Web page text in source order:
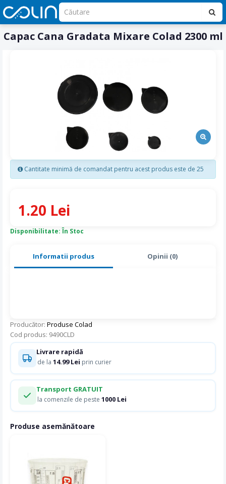
Capac Cana Gradata Mixare Colad 2300 ml
Informatii produs Opinii (0)
Producător: Produse Colad
Cod produs: 9490CLD
Disponibilitate: În Stoc
1.20 Lei
Cantitate minimă de comandat pentru acest produs este de 25
Produse asemănătoare
Livrare rapidă
de la 14.99 Lei prin curier
Transport GRATUIT
la comenzile de peste 1000 Lei